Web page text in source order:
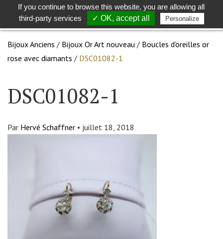
Toggle
search
Bijoux Anciens / Bijoux Or Art nouveau / Boucles d’oreilles or
rose avec diamants / DSC01082-1
DSC01082-1
Par Hervé Schaffner • juillet 18, 2018
If you continue to browse this website, you are allowing all
third-party services
✓ OK, accept all Personalize